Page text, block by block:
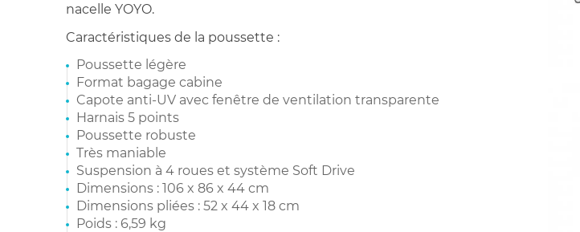
nacelle YOYO.
Caractéristiques de la poussette :
Poussette légère
Format bagage cabine
Capote anti-UV avec fenêtre de ventilation transparente
Harnais 5 points
Poussette robuste
Très maniable
Suspension à 4 roues et système Soft Drive
Dimensions : 106 x 86 x 44 cm
Dimensions pliées : 52 x 44 x 18 cm
Poids : 6,59 kg